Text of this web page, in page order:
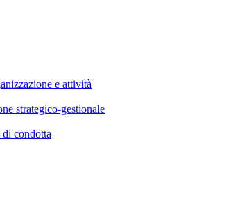
e attività
strategico-gestionale
condotta